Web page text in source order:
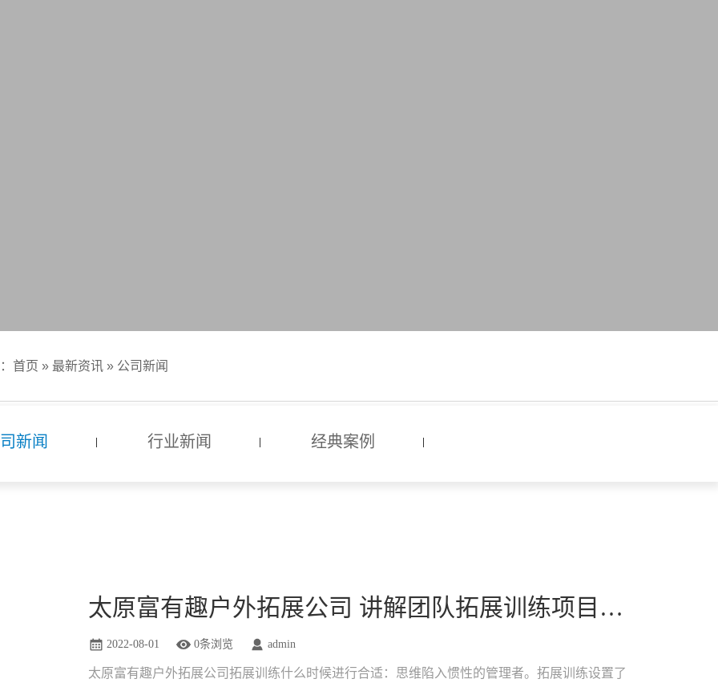
首页 » 最新资讯 » 公司新闻
新闻 行业新闻 经典案例
太原富有趣户外拓展公司 讲解团队拓展训练项目都有哪些？
2022-08-01 0条浏览 admin
太原富有趣户外拓展公司拓展训练什么时候进行合适：思维陷入惯性的管理者。拓展训练设置了